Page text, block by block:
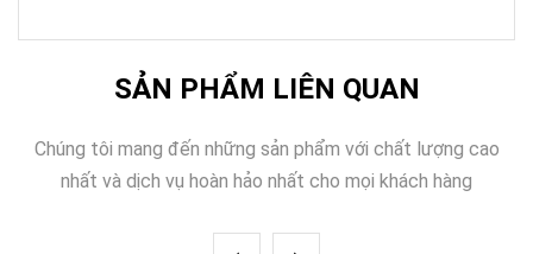
SẢN PHẨM LIÊN QUAN
Chúng tôi mang đến những sản phẩm với chất lượng cao
nhất và dịch vụ hoàn hảo nhất cho mọi khách hàng